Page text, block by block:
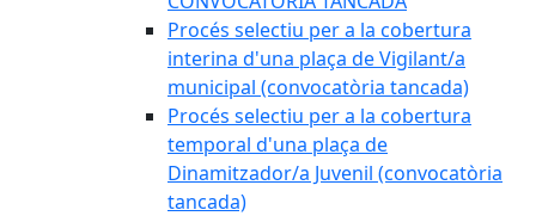
Procés selectiu per a la cobertura
interina d'una plaça de Vigilant/a
municipal (convocatòria tancada)
Procés selectiu per a la cobertura
temporal d'una plaça de
Dinamitzador/a Juvenil (convocatòria
tancada)